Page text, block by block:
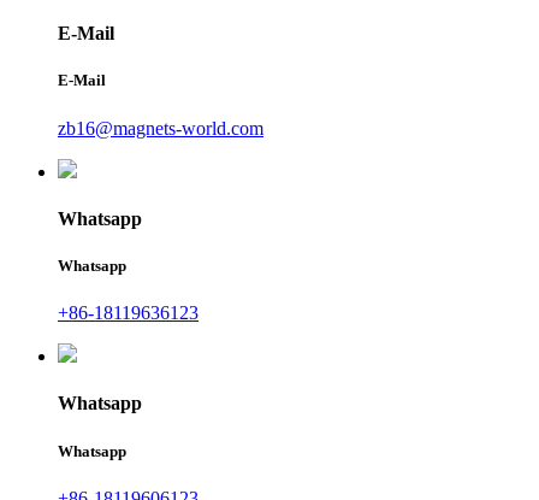
E-Mail
E-Mail
zb16@magnets-world.com
Whatsapp
Whatsapp
+86-18119636123
Whatsapp
Whatsapp